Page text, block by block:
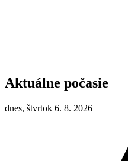
Aktuálne počasie
dnes, štvrtok 6. 8. 2026